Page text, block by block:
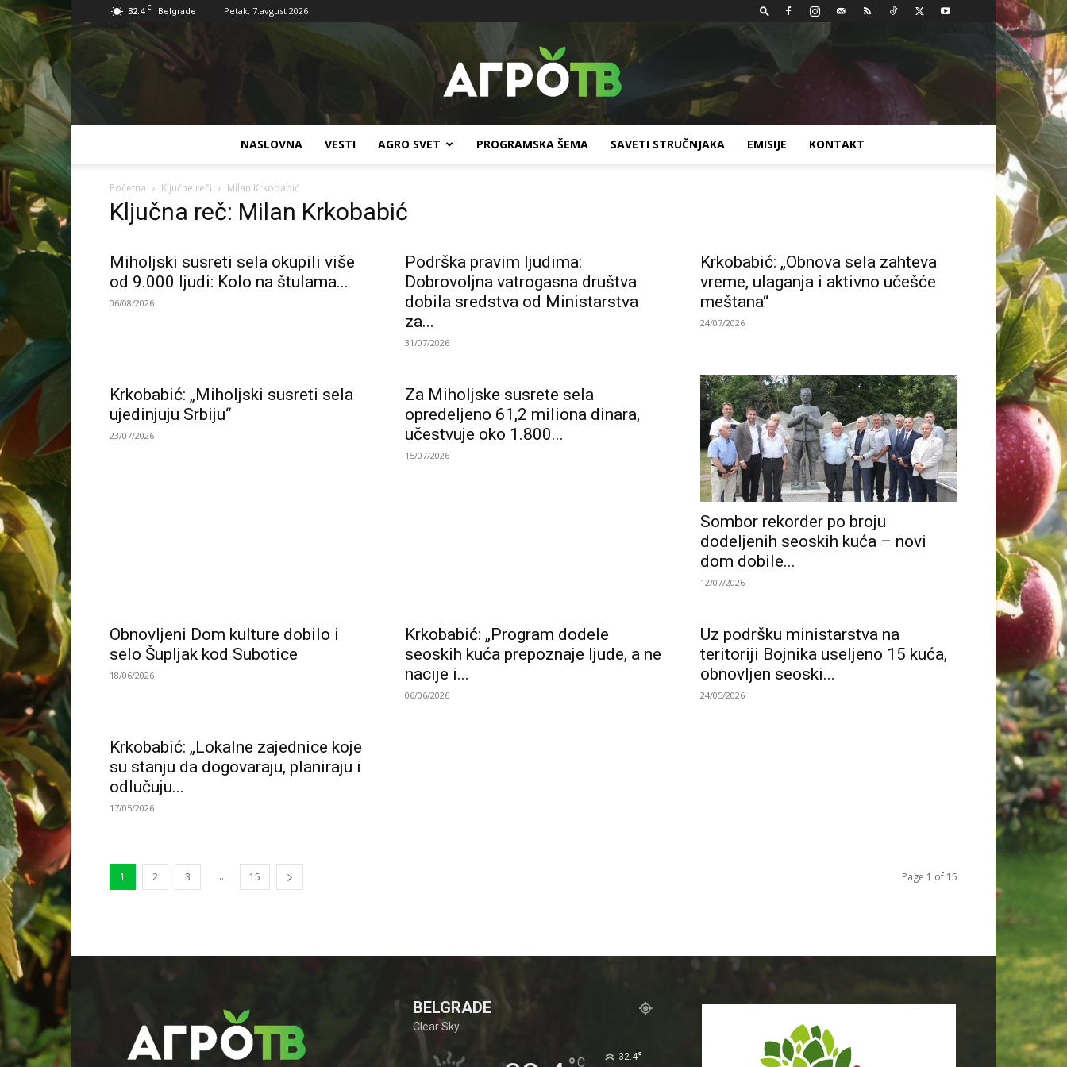
32.4 C Belgrade Petak, 7.avgust 2026
TV
NASLOVNA VESTI AGRO SVET PROGRAMSKA ŠEMA SAVETI STRUČNJAKA EMISIJE KONTAKT
Početna Ključne reči Milan Krkobabić
Ključna reč: Milan Krkobabić
Miholjski susreti sela okupili više
od 9.000 ljudi: Kolo na štulama...
06/08/2026
Podrška pravim ljudima:
Dobrovoljna vatrogasna društva
dobila sredstva od Ministarstva
za...
31/07/2026
Krkobabić: „Obnova sela zahteva
vreme, ulaganja i aktivno učešće
meštana“
24/07/2026
Krkobabić: „Miholjski susreti sela
ujedinjuju Srbiju“
23/07/2026
Za Miholjske susrete sela
opredeljeno 61,2 miliona dinara,
učestvuje oko 1.800...
15/07/2026
Sombor rekorder po broju
dodeljenih seoskih kuća – novi
dom dobile...
12/07/2026
Obnovljeni Dom kulture dobilo i
selo Šupljak kod Subotice
18/06/2026
Krkobabić: „Program dodele
seoskih kuća prepoznaje ljude, a ne
nacije i...
06/06/2026
Uz podršku ministarstva na
teritoriji Bojnika useljeno 15 kuća,
obnovljen seoski...
24/05/2026
Krkobabić: „Lokalne zajednice koje
su stanju da dogovaraju, planiraju i
odlučuju...
17/05/2026
1 2 3 ... 15 Page 1 of 15
BELGRADE
Clear Sky
C 32.4°